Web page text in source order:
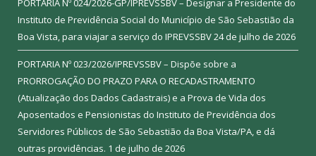
PORTARIA Nº 024/2026-GP/IPREVSSBV – Designar a Presidente do
Instituto de Previdência Social do Município de São Sebastião da
Boa Vista, para viajar a serviço do IPREVSSBV24 de julho de 2026
PORTARIA Nº 023/2026/IPREVSSBV – Dispõe sobre a
PRORROGAÇÃO DO PRAZO PARA O RECADASTRAMENTO
(Atualização dos Dados Cadastrais) e a Prova de Vida dos
Aposentados e Pensionistas do Instituto de Previdência dos
Servidores Públicos de São Sebastião da Boa Vista/PA, e dá
outras providências. 1 de julho de 2026